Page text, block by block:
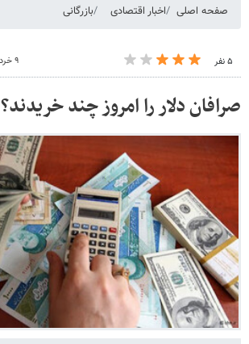
صفحه اصلی اخبار اقتصادی بازرگانی
۵ نفر ۹ خرداد ۱۴۰۰ - ۲۱:۵۴
صرافان دلار را امروز چند خریدند؟